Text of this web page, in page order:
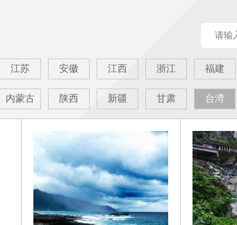
江苏 安徽 江西 浙江 福建
内蒙古 陕西 新疆 甘肃 台湾